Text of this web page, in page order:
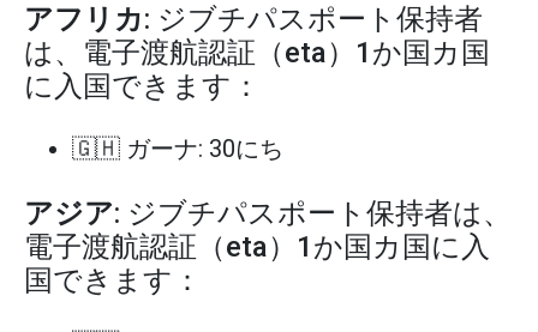
アフリカ: ジブチパスポート保持者
は、電子渡航認証（eta）1か国カ国
に入国できます：
🇬🇭 ガーナ: 30にち
アジア: ジブチパスポート保持者は、
電子渡航認証（eta）1か国カ国に入
国できます：